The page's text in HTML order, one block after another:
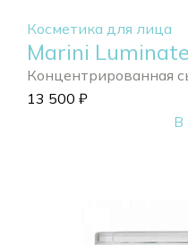
Косметика для лица
Marini
Концентрированная
13 500 ₽
В